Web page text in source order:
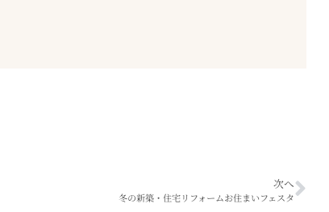
次へ
冬の新築・住宅リフォームお住まいフェスタ